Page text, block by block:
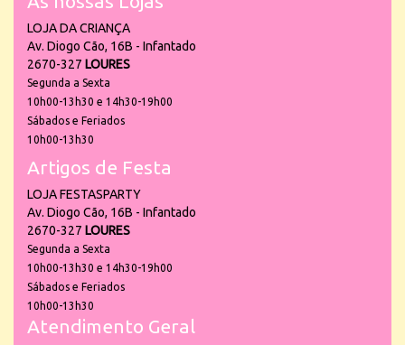
LOJA DA CRIANÇA
Av. Diogo Cão, 16B - Infantado
2670-327 LOURES
Segunda a Sexta
10h00-13h30 e 14h30-19h00
Sábados e Feriados
10h00-13h30
Artigos de Festa
LOJA FESTASPARTY
Av. Diogo Cão, 16B - Infantado
2670-327 LOURES
Segunda a Sexta
10h00-13h30 e 14h30-19h00
Sábados e Feriados
10h00-13h30
Atendimento Geral